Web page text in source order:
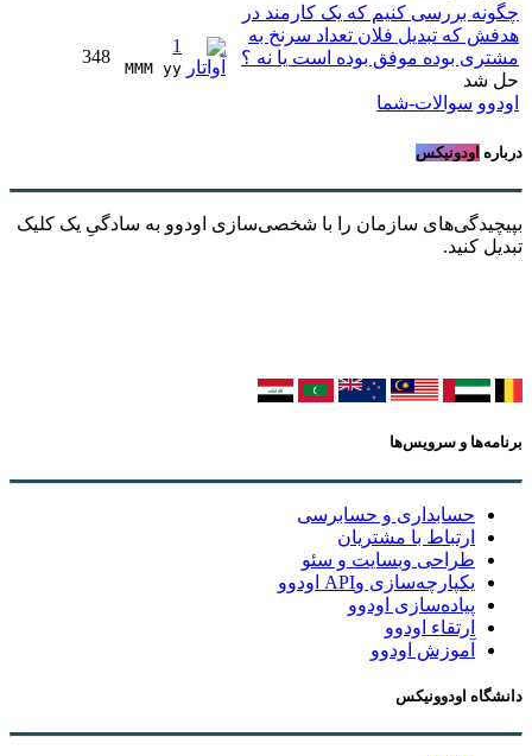
چگونه بررسی کنیم که یک کارمند در
هدفش که تبدیل فلان تعداد سرنخ به
مشتری بوده موفق بوده است یا نه ؟
حل شد
اودوو سوالات-شما
1
MMM yy
348
درباره اودونیکس
بپیچیدگی‌های سازمان را با شخصی‌سازی اودوو به سادگیِ یک کلیک
تبدیل کنید.
برنامه‌ها و سرویس‌ها
حسابداری و حسابرسی
ارتباط با مشتریان
طراحی وبسایت و سئو
یکپارچه‌سازی وAPI اودوو
پیاده‌سازی اودوو
ارتقاء اودوو
آموزش اودوو
دانشگاه اودوونیکس